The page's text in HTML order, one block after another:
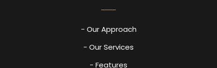
- Our Approach
- Our Services
- Features